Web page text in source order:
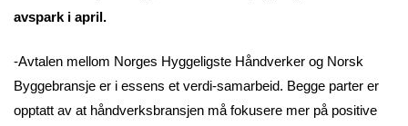
avspark i april.
-Avtalen mellom Norges Hyggeligste Håndverker og Norsk
Byggebransje er i essens et verdi-samarbeid. Begge parter er
opptatt av at håndverksbransjen må fokusere mer på positive